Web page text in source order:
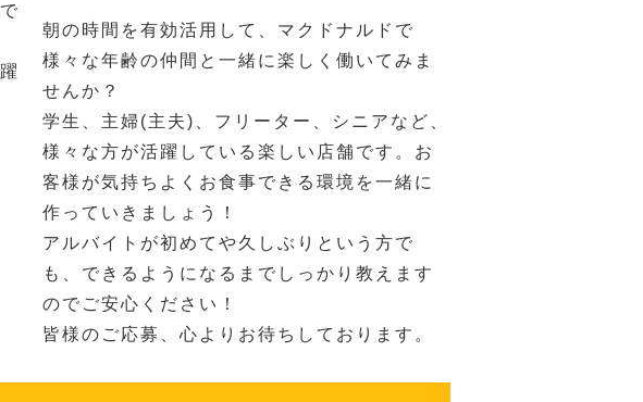
朝の時間を有効活用して、マクドナルドで
様々な年齢の仲間と一緒に楽しく働いてみま
せんか？
学生、主婦(主夫)、フリーター、シニアなど、
様々な方が活躍している楽しい店舗です。お
客様が気持ちよくお食事できる環境を一緒に
作っていきましょう！
アルバイトが初めてや久しぶりという方で
も、できるようになるまでしっかり教えます
のでご安心ください！
皆様のご応募、心よりお待ちしております。